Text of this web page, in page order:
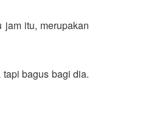
itu, merupakan
bagus bagi dia.